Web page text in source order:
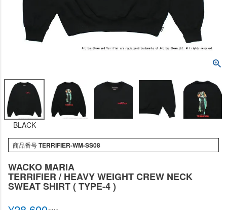
BLACK
商品番号TERRIFIER-WM-SS08
WACKO MARIA
TERRIFIER / HEAVY WEIGHT CREW NECK
SWEAT SHIRT ( TYPE-4 )